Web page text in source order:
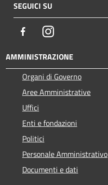
SEGUICI SU
FacebookInstagram
AMMINISTRAZIONE
Organi di Governo
Aree Amministrative
Uffici
Enti e fondazioni
Politici
Personale Amministrativo
Documenti e dati